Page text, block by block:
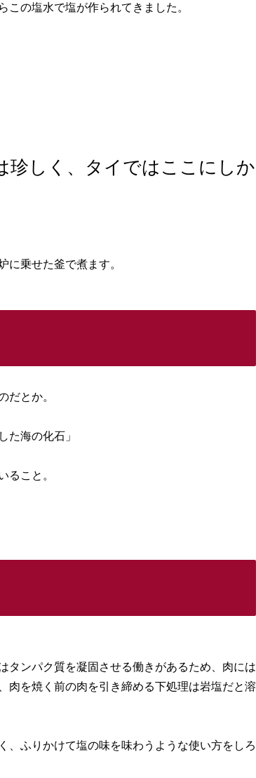
の塩水で塩が作られてきました。
珍しく、タイではここにしか
に乗せた釜で煮ます。
だとか。
た海の化石」
ること。
タンパク質を凝固させる働きがあるため、肉には
肉を焼く前の肉を引き締める下処理は岩塩だと溶
、ふりかけて塩の味を味わうような使い方をしろ